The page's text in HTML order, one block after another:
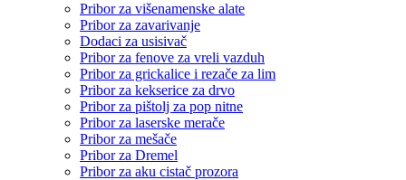
Pribor za višenamenske alate
Pribor za zavarivanje
Dodaci za usisivač
Pribor za fenove za vreli vazduh
Pribor za grickalice i rezače za lim
Pribor za kekserice za drvo
Pribor za pištolj za pop nitne
Pribor za laserske merače
Pribor za mešače
Pribor za Dremel
Pribor za aku cistač prozora